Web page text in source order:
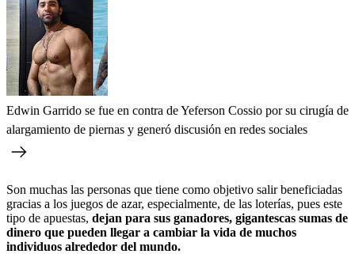
Edwin Garrido se fue en contra de Yeferson Cossio por su cirugía de
alargamiento de piernas y generó discusión en redes sociales
Son muchas las personas que tiene como objetivo salir beneficiadas
gracias a los juegos de azar, especialmente, de las loterías, pues este
tipo de apuestas, dejan para sus ganadores, gigantescas sumas de
dinero que pueden llegar a cambiar la vida de muchos
individuos alrededor del mundo.